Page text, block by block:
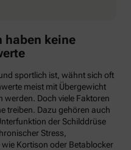
haben keine
sportlich ist, wähnt sich oft
meist mit Übergewicht
Doch viele Faktoren
treiben. Dazu gehören auch
der Schilddrüse
Stress,
Kortison oder Betablocker